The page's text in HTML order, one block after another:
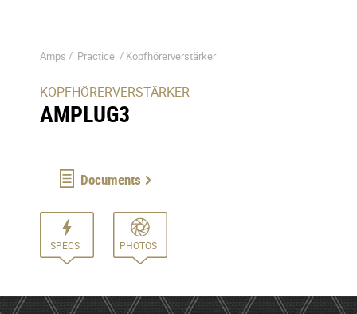
Amps / Practice/ Kopfhörerverstärker
KOPFHÖRERVERSTÄRKER
AMPLUG3
Documents
SPECS PHOTOS